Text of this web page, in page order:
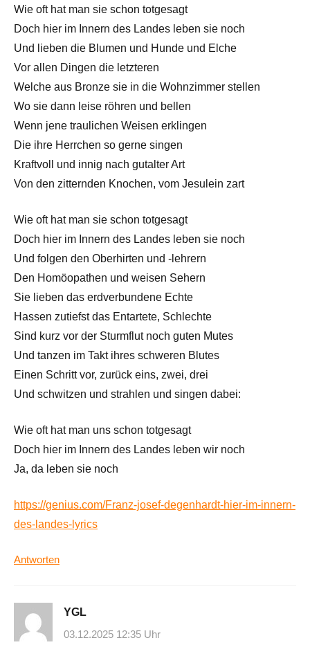
Wie oft hat man sie schon totgesagt
Doch hier im Innern des Landes leben sie noch
Und lieben die Blumen und Hunde und Elche
Vor allen Dingen die letzteren
Welche aus Bronze sie in die Wohnzimmer stellen
Wo sie dann leise röhren und bellen
Wenn jene traulichen Weisen erklingen
Die ihre Herrchen so gerne singen
Kraftvoll und innig nach gutalter Art
Von den zitternden Knochen, vom Jesulein zart
Wie oft hat man sie schon totgesagt
Doch hier im Innern des Landes leben sie noch
Und folgen den Oberhirten und -lehrern
Den Homöopathen und weisen Sehern
Sie lieben das erdverbundene Echte
Hassen zutiefst das Entartete, Schlechte
Sind kurz vor der Sturmflut noch guten Mutes
Und tanzen im Takt ihres schweren Blutes
Einen Schritt vor, zurück eins, zwei, drei
Und schwitzen und strahlen und singen dabei:
Wie oft hat man uns schon totgesagt
Doch hier im Innern des Landes leben wir noch
Ja, da leben sie noch
https://genius.com/Franz-josef-degenhardt-hier-im-innern-
des-landes-lyrics
Antworten
YGL
03.12.2025 12:35 Uhr